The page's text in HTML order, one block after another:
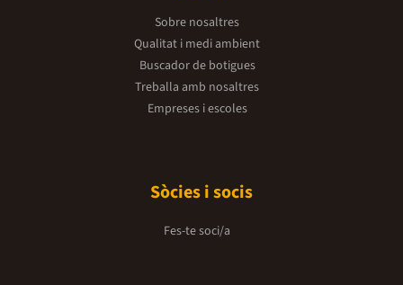
Sobre nosaltres
Qualitat i medi ambient
Buscador de botigues
Treballa amb nosaltres
Empreses i escoles
Sòcies i socis
Fes-te soci/a